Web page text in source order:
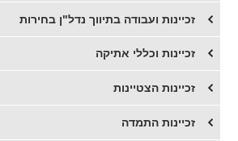
זכיינות ועבודה בתיווך נדל"ן בחירות
זכיינות וכללי אתיקה
זכיינות הצטיינות
זכיינות התמדה